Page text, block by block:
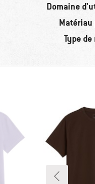
Domaine
Type